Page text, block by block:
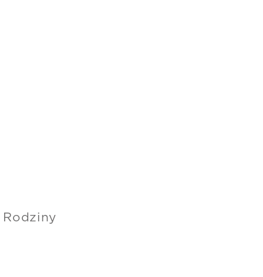
Rodziny